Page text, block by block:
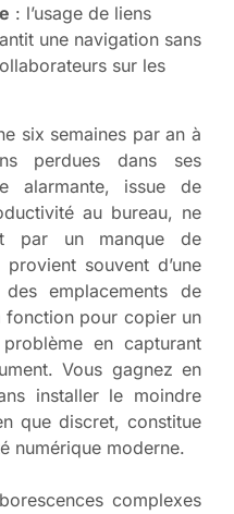
: l’usage de liens
une navigation sans
sur les
six semaines par an à
perdues dans ses
alarmante, issue de
au bureau, ne
par un manque de
souvent d’une
des emplacements de
fonction pour copier un
en capturant
Vous gagnez en
installer le moindre
que discret, constitue
numérique moderne.
complexes